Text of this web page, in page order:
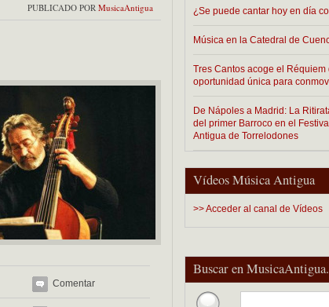
¿Se puede cantar hoy en día
Música en la Catedral de
Tres Cantos acoge el Réquiem
oportunidad única para
De Nápoles a Madrid: La
del primer Barroco en el
Antigua de Torrelodones
Vídeos Música Antigua
>> Acceder al canal de Vídeos
Buscar en
PUBLICADO POR MusicaAntigua
Comentar